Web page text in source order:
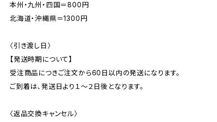
本州・九州・四国＝800円
北海道・沖縄県＝1300円
〈引き渡し日〉
【発送時期について】
受注商品につきご注文から60日以内の発送になります。
ご到着は、発送日より１～２日後となります。
〈返品交換キャンセル〉